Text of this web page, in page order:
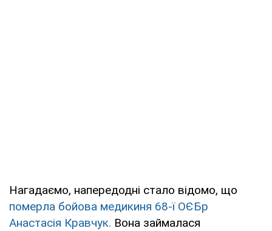
Нагадаємо, напередодні стало відомо, що
померла бойова медикиня 68-ї ОЄБр
Анастасія Кравчук. Вона займалася